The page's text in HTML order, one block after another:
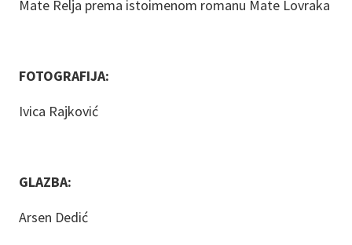
Mate Relja prema istoimenom romanu Mate Lovraka
FOTOGRAFIJA:
Ivica Rajković
GLAZBA:
Arsen Dedić